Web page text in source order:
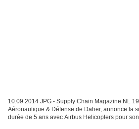
10.09.2014 JPG - Supply Chain Magazine NL
Aéronautique & Défense de Daher, annonce la
durée de 5 ans avec Airbus Helicopters pour